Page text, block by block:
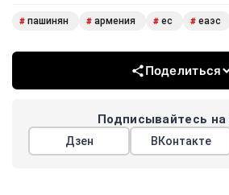
# пашинян # армения # ес # еаэс
Поделиться
Подписывайтесь на
Дзен ВКонтакте